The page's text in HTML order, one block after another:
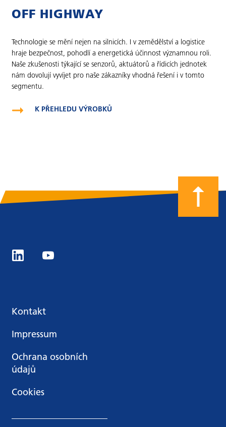
OFF HIGHWAY
Technologie se mění nejen na silnicích. I v zemědělství a logistice
hraje bezpečnost, pohodlí a energetická účinnost významnou roli.
Naše zkušenosti týkající se senzorů, aktuátorů a řídicích jednotek
nám dovolují vyvíjet pro naše zákazníky vhodná řešení i v tomto
segmentu.
K PŘEHLEDU VÝROBKŮ
Kontakt
Impressum
Ochrana osobních
údajů
Cookies